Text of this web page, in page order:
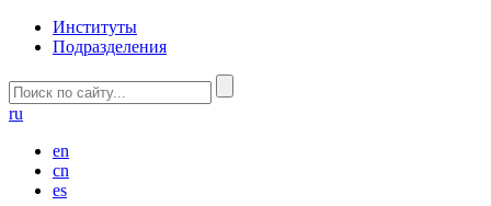
Институты
Подразделения
ru
en
cn
es